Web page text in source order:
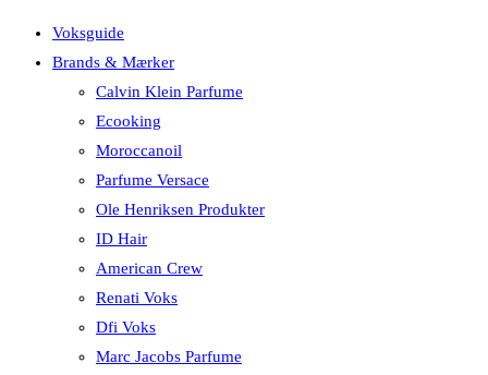
Voksguide
Brands & Mærker
Calvin Klein Parfume
Ecooking
Moroccanoil
Parfume Versace
Ole Henriksen Produkter
ID Hair
American Crew
Renati Voks
Dfi Voks
Marc Jacobs Parfume